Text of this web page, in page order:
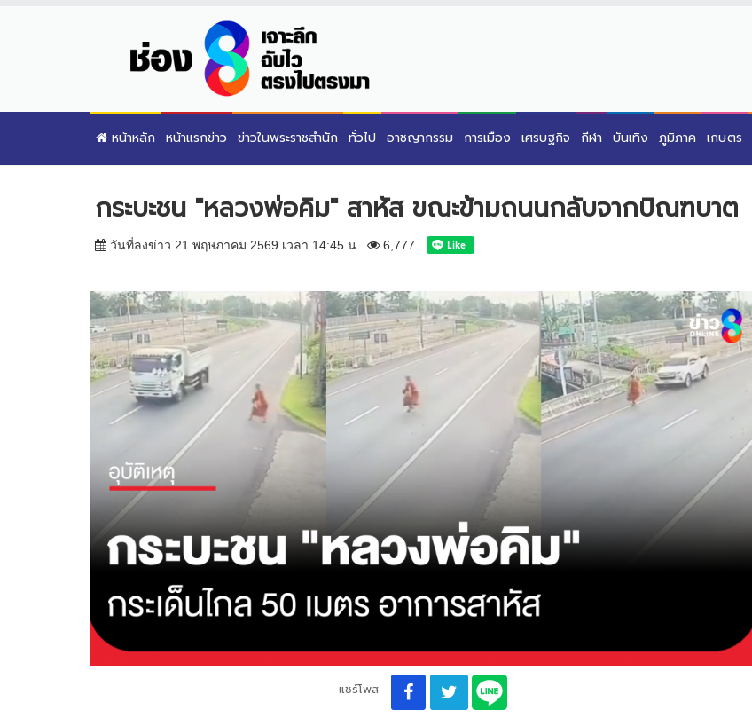
หน้าหลัก หน้าแรกข่าว ข่าวในพระราชสำนัก ทั่วไป อาชญากรรม การเมือง เศรษฐกิจ กีฬา บันเทิง ภูมิภาค เกษตร
กระบะชน "หลวงพ่อคิม" สาหัส ขณะข้ามถนนกลับจากบิณฑบาต
วันที่ลงข่าว 21 พฤษภาคม 2569 เวลา 14:45 น. 6,777
แชร์โพส